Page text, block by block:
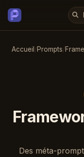
Accueil /Prompts/
Des méta-